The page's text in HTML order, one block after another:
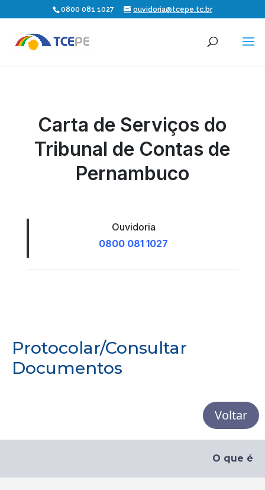
0800 081 1027 ouvidoria@tcepe.tc.br
Carta de Serviços do
Tribunal de Contas de
Pernambuco
Ouvidoria
0800 081 1027
Protocolar/Consultar
Documentos
Voltar
O que é